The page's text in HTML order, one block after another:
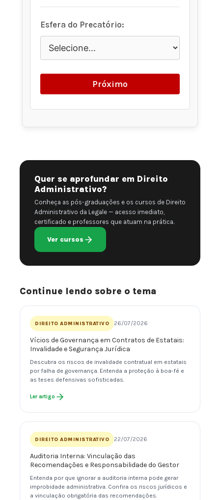
Esfera do Precatório:
Próximo
Quer se aprofundar em Direito
Administrativo?
Conheça as pós-graduações e os cursos de Direito
Administrativo da Legale — acesso imediato,
certificado e professores que atuam na prática.
Ver cursos
Continue lendo sobre o tema
DIREITO ADMINISTRATIVO 26/07/2026
Vícios de Governança em Contratos de Estatais:
Invalidade e Segurança Jurídica
Descubra os riscos de invalidade contratual em estatais
por falha de governança. Entenda a proteção à boa-fé e
as teses defensivas sofisticadas.
Ler artigo
DIREITO ADMINISTRATIVO 22/07/2026
Auditoria Interna: Vinculação das
Recomendações e Responsabilidade do Gestor
Entenda por que ignorar a auditoria interna pode gerar
improbidade administrativa. Confira os riscos jurídicos e
a vinculação obrigatória das recomendações.